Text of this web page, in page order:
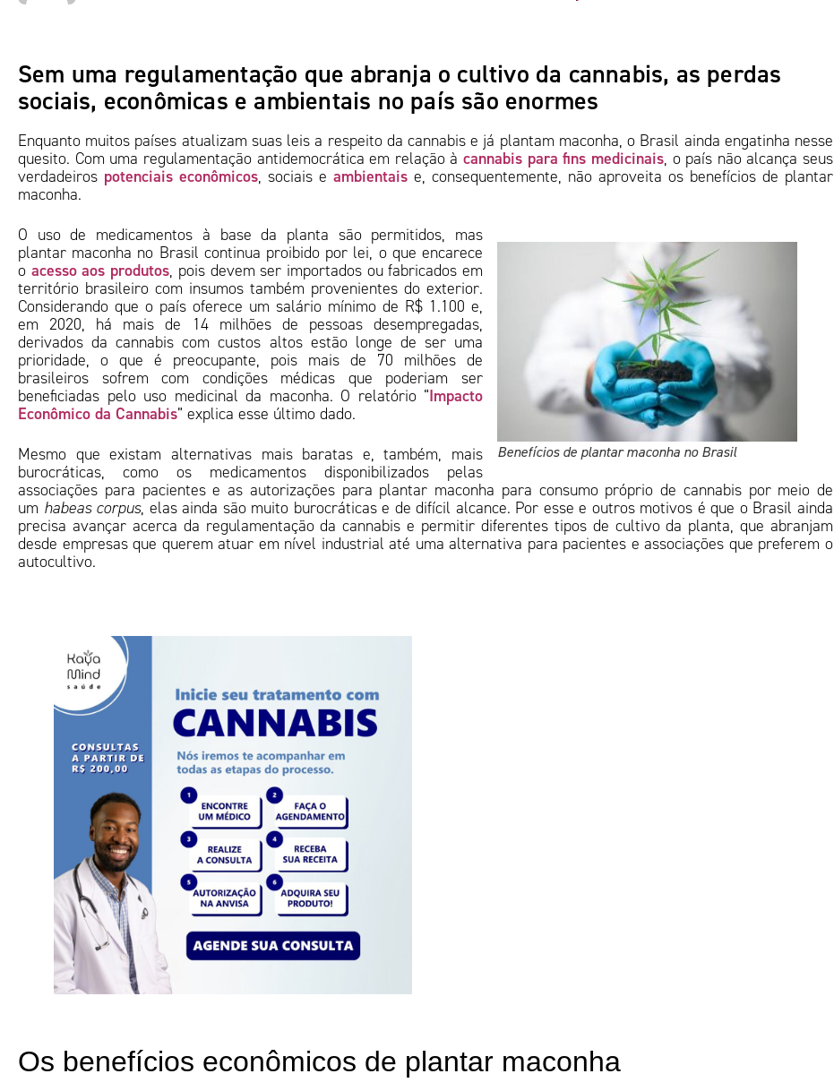
Sem uma regulamentação que abranja o cultivo da cannabis, as perdas
sociais, econômicas e ambientais no país são enormes
Enquanto muitos países atualizam suas leis a respeito da cannabis e já plantam maconha, o Brasil ainda engatinha nesse
quesito. Com uma regulamentação antidemocrática em relação à cannabis para fins medicinais, o país não alcança seus
verdadeiros potenciais econômicos, sociais e ambientais e, consequentemente, não aproveita os benefícios de plantar
maconha.
Benefícios de plantar maconha no Brasil
O uso de medicamentos à base da planta são permitidos, mas
plantar maconha no Brasil continua proibido por lei, o que encarece
o acesso aos produtos, pois devem ser importados ou fabricados em
território brasileiro com insumos também provenientes do exterior.
Considerando que o país oferece um salário mínimo de R$ 1.100 e,
em 2020, há mais de 14 milhões de pessoas desempregadas,
derivados da cannabis com custos altos estão longe de ser uma
prioridade, o que é preocupante, pois mais de 70 milhões de
brasileiros sofrem com condições médicas que poderiam ser
beneficiadas pelo uso medicinal da maconha. O relatório “Impacto
Econômico da Cannabis” explica esse último dado.
Mesmo que existam alternativas mais baratas e, também, mais
burocráticas, como os medicamentos disponibilizados pelas
associações para pacientes e as autorizações para plantar maconha para consumo próprio de cannabis por meio de
um habeas corpus, elas ainda são muito burocráticas e de difícil alcance. Por esse e outros motivos é que o Brasil ainda
precisa avançar acerca da regulamentação da cannabis e permitir diferentes tipos de cultivo da planta, que abranjam
desde empresas que querem atuar em nível industrial até uma alternativa para pacientes e associações que preferem o
autocultivo.
Os benefícios econômicos de plantar maconha